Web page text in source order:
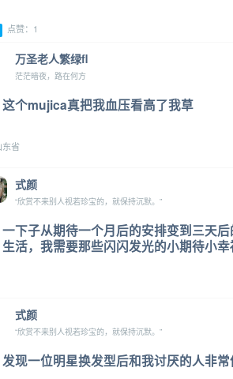
点赞：1
万圣老人繁绿fl
茫茫暗夜，路在何方
这个mujica真把我血压看高了我草
省
式颜
“欣赏不来别人视若珍宝的，就保持沉默。”
一下子从期待一个月后的安排变到三天
生活，我需要那些闪闪发光的小期待小幸
式颜
“欣赏不来别人视若珍宝的，就保持沉默。”
发现一位明星换发型后和我讨厌的人非